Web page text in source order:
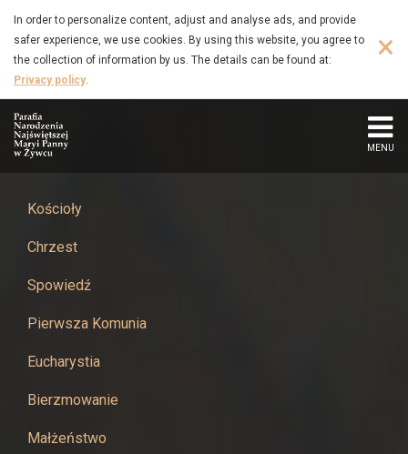
Hej
kolęda,
kolęda!
Narodzenia
Najświętszej
Maryi
Panny
w
Żywcu
to
main
content
In order to personalize content, adjust and analyse ads, and provide
safer experience, we use cookies. By using this website, you agree to
the collection of information by us. The details can be found at:
Privacy policy.
×
MENU
Kościoły
Chrzest
Spowiedź
Pierwsza Komunia
Eucharystia
Bierzmowanie
Małżeństwo